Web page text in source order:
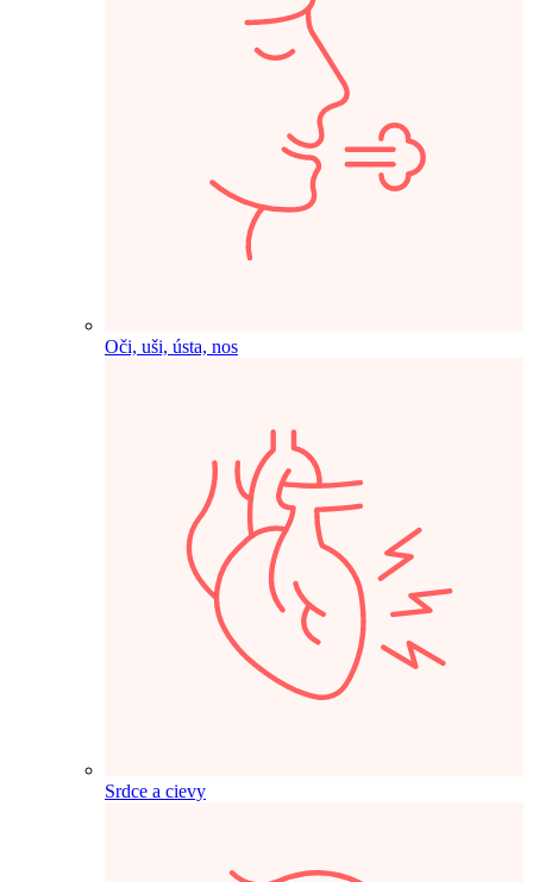
Oči, uši, ústa, nos
Srdce a cievy